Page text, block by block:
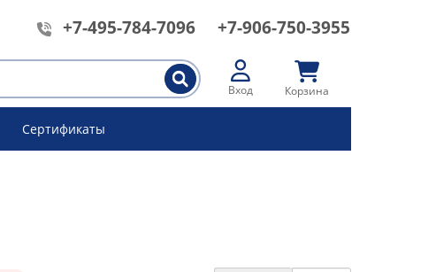
+7-495-784-7096 +7-906-750-3955
Вход Корзина
Сертификаты